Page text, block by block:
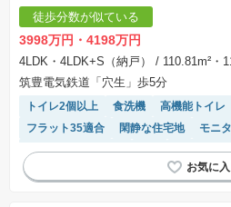
※「本体価格」とは、課税対象物件においては「消費
合計額を指します。
表示されておりません。
※取引にかかる費用：物件の契約手続き、決済、引き
不動産会社によって表記有無が異なるため、ご自身
いたします。
場合があります。
徒歩分数が似ている
3998万円・4198万円
4LDK・4LDK+S（納戸）
/ 110.81m²・
筑豊電気鉄道「穴生」歩5分
トイレ2個以上 食洗機 高機能トイレ
フラット35適合
閑静な住宅地
モニ
キッチン収納が多い
WIC システム
接面道路の幅が６m以上
対面キッチン